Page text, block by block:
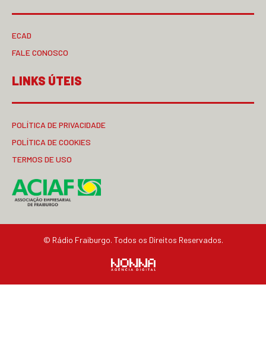
ECAD
FALE CONOSCO
LINKS ÚTEIS
POLÍTICA DE PRIVACIDADE
POLÍTICA DE COOKIES
TERMOS DE USO
© Rádio Fraiburgo. Todos os Direitos Reservados.